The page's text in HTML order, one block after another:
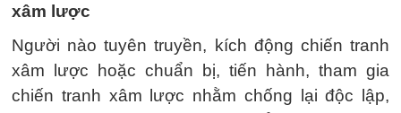
xâm lược
Người nào tuyên truyền, kích động chiến tranh
xâm lược hoặc chuẩn bị, tiến hành, tham gia
chiến tranh xâm lược nhằm chống lại độc lập,